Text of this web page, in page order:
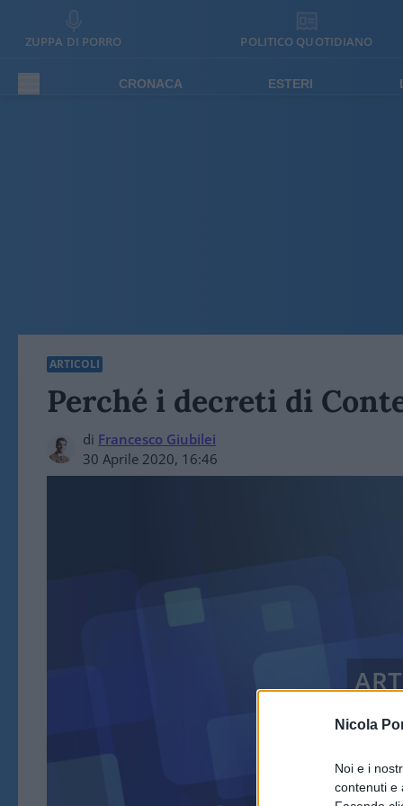
Nicola
Noi e i
contenuti e
ZUPPA DI PORRO POLITICO QUOTIDIANO
CRONACA ESTERI
ARTICOLI
Perché i decreti di
di Francesco Giubilei
30 Aprile 2020, 16:46